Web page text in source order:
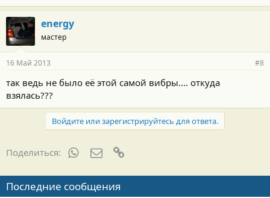
energy
мастер
16 Май 2013 #8
так ведь не было её этой самой вибры.... откуда
взялась???
Войдите или зарегистрируйтесь для ответа.
Поделиться: WhatsAppЭлектронная почта
Последние сообщения